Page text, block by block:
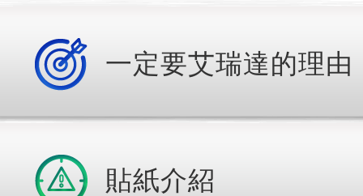
一定要艾瑞達的理由
貼紙介紹